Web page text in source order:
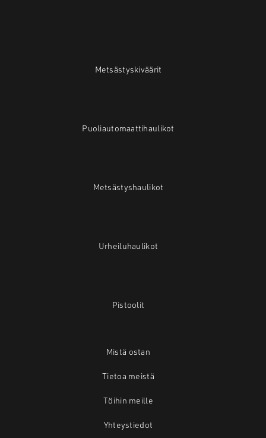
Metsästyskiväärit
Puoliautomaattihaulikot
Metsästyshaulikot
Urheiluhaulikot
Pistoolit
Mistä ostan
Tietoa meistä
Töihin meille
Yhteystiedot